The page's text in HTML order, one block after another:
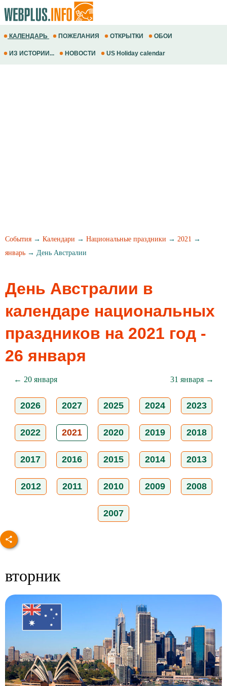
КАЛЕНДАРЬ ПОЖЕЛАНИЯ ОТКРЫТКИ ОБОИ
ИЗ ИСТОРИИ... НОВОСТИ US Holiday calendar
События → Календари → Национальные праздники → 2021 →
январь → День Австралии
День Австралии в
календаре национальных
праздников на 2021 год -
26 января
← 20 января 31 января →
2026 2027 2025 2024 2023
2022 2021 2020 2019 2018
2017 2016 2015 2014 2013
2012 2011 2010 2009 2008
2007
вторник